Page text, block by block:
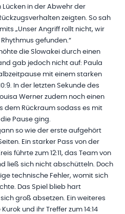
in der Abwehr der
zeigten. So sah
„Unser Angriff rollt nicht, wir
gefunden.“
die Slowakei durch einen
gab jedoch nicht auf: Paula
mit einem starken
In der letzten Sekunde des
Werner zudem noch einen
dem Rückraum sodass es mit
Pause ging.
so wie der erste aufgehört
Ein starker Pass von der
führte zum 12:11, das Team von
ließ sich nicht abschütteln. Doch
technische Fehler, womit sich
Das Spiel blieb hart
groß absetzen. Ein weiteres
und ihr Treffer zum 14:14